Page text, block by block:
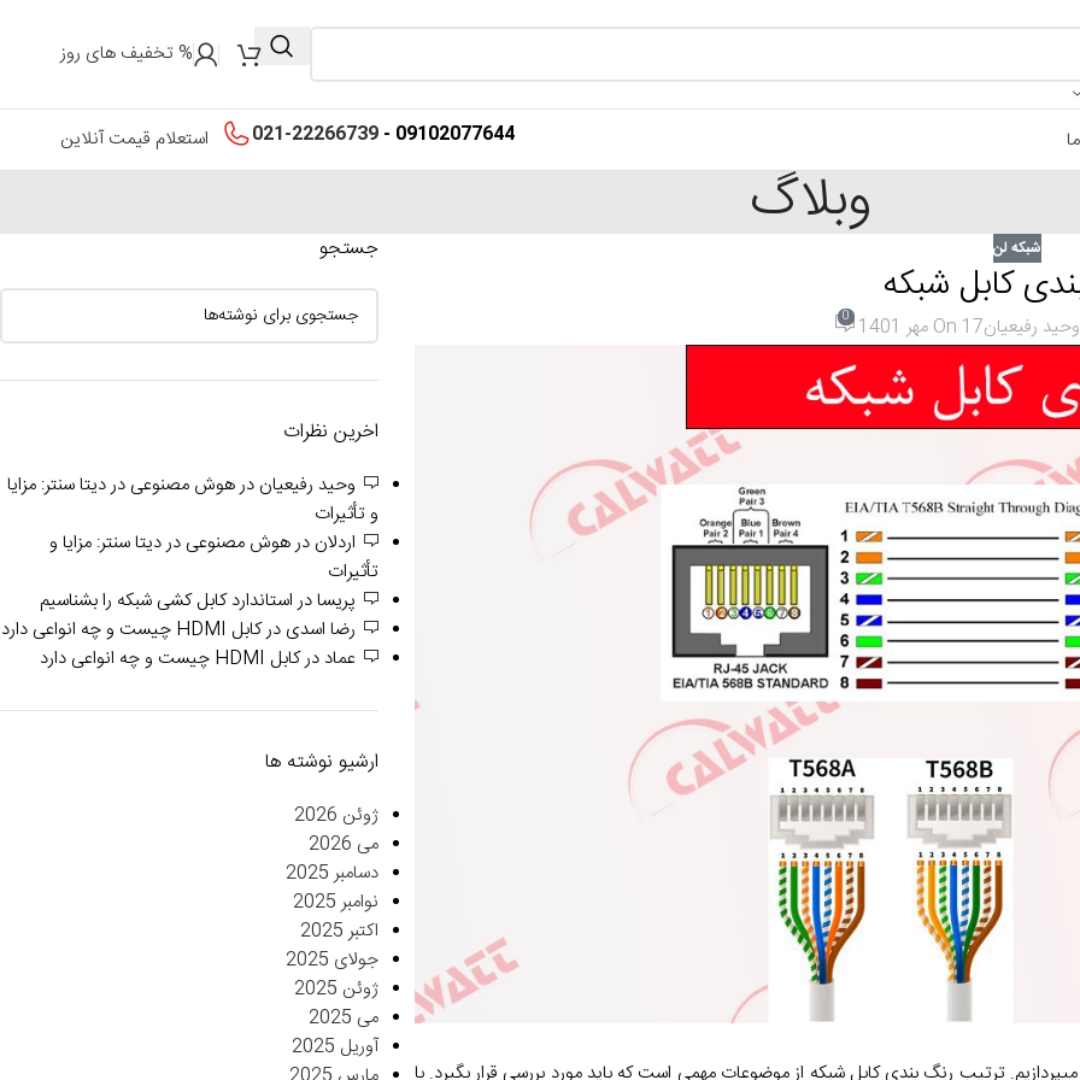
% تخفیف های روز
09102077644 -
021-22266739 استعلام قیمت آنلاین
وبلاگ
شبکه لن
کابل شبکه
وحید رفیعیانOn 17 مهر 1401 0
ترتیب رنگ بندی کابل شبکه از موضوعات مهمی است که باید مورد بررسی قرار بگیرد. با
جستجو
اخرین نظرات
وحید رفیعیان درهوش مصنوعی در دیتا سنتر: مزایا
و تأثیرات
اردلان درهوش مصنوعی در دیتا سنتر: مزایا و
تأثیرات
پریسادراستاندارد کابل کشی شبکه را بشناسیم
رضا اسدی درکابل HDMI چیست و چه انواعی دارد
عماد درکابل HDMI چیست و چه انواعی دارد
ارشیو نوشته ها
ژوئن 2026
می 2026
دسامبر 2025
نوامبر 2025
اکتبر 2025
جولای 2025
ژوئن 2025
می 2025
آوریل 2025